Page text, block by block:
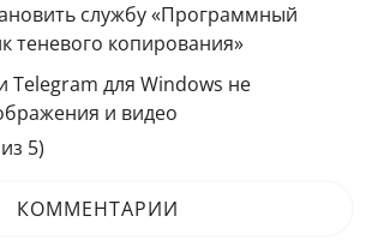
службу «Программный
теневого копирования»
Telegram для Windows не
и видео
5)
КОММЕНТАРИИ